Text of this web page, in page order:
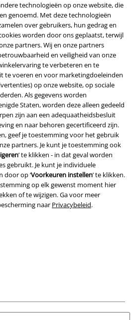
technologieën op onze website, die
genoemd. Met deze technologieën
over gebruikers, hun gedrag en
worden door ons geplaatst, terwijl
partners. Wij en onze partners
en veiligheid van onze
te verbeteren en te
te voeren en voor marketingdoeleinden
op onze website, op sociale
Als gegevens worden
Staten, worden deze alleen gedeeld
zijn aan een adequaatheidsbesluit
en naar behoren gecertificeerd zijn.
geef je toestemming voor het gebruik
partners. Je kunt je toestemming ook
’ te klikken - in dat geval worden
gebruikt. Je kunt je individuele
door op ‘Voorkeuren instellen’ te klikken.
op elk gewenst moment hier
of te wijzigen. Ga voor meer
naar Privacybeleid.